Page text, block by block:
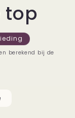
top
berekend bij de